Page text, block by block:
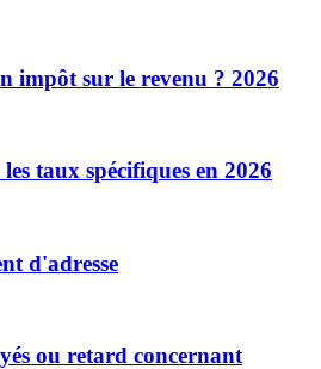
impôt sur le revenu ? 2026
taux spécifiques en 2026
d'adresse
ou retard concernant